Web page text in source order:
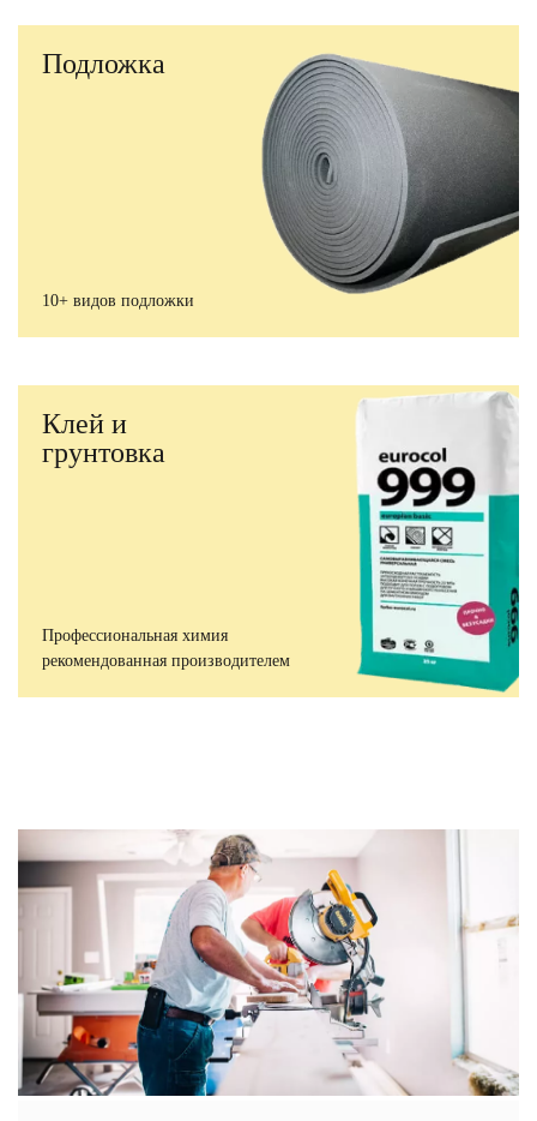
Подложка
10+ видов подложки
Клей и
грунтовка
Профессиональная химия
рекомендованная производителем